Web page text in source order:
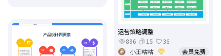
运营策略调整
896
15
36
小王咕咕
会员免费